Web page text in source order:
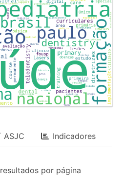
ASJC Indicadores
resultados por página